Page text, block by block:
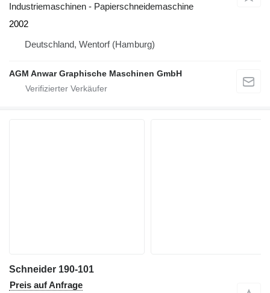
Industriemaschinen - Papierschneidemaschine
2002
Deutschland, Wentorf (Hamburg)
AGM Anwar Graphische Maschinen GmbH
Schneider 190-101
Preis auf Anfrage